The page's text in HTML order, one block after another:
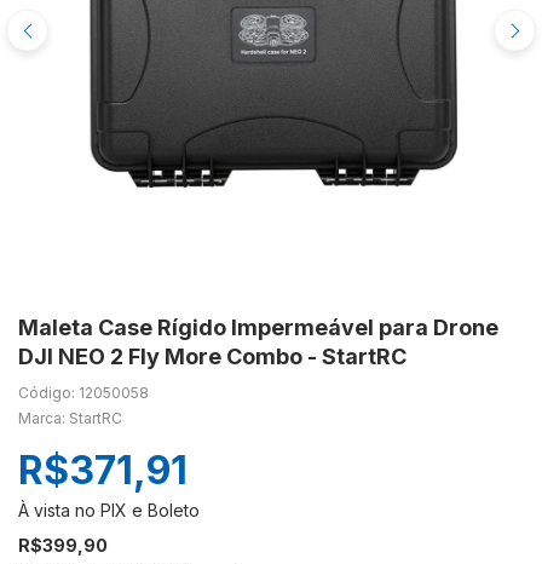
Maleta Case Rígido Impermeável para Drone
DJI NEO 2 Fly More Combo - StartRC
Código: 12050058
Marca: StartRC
R$399,90
R$371,91